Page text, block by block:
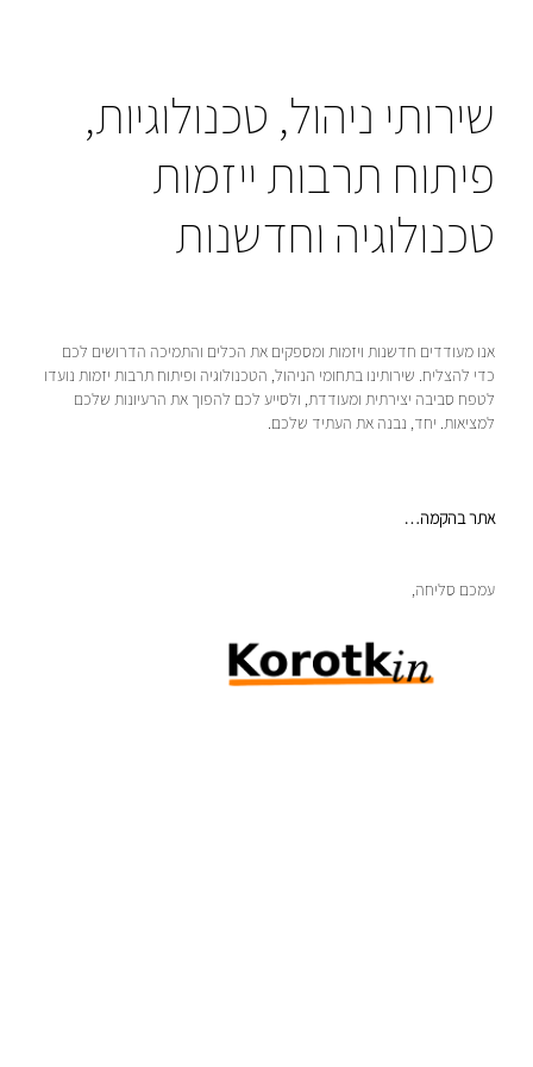
שירותי ניהול, טכנולוגיות,
פיתוח תרבות ייזמות
טכנולוגיה וחדשנות
אנו מעודדים חדשנות ויזמות ומספקים את הכלים והתמיכה הדרושים לכם
כדי להצליח. שירותינו בתחומי הניהול, הטכנולוגיה ופיתוח תרבות יזמות נועדו
לטפח סביבה יצירתית ומעודדת, ולסייע לכם להפוך את הרעיונות שלכם
למציאות. יחד, נבנה את העתיד שלכם.
אתר בהקמה…
עמכם סליחה,